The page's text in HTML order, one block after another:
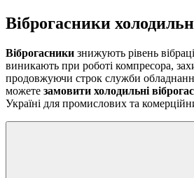
Віброгасники
Віброгасники знижують рівень
виникають при роботі компресора,
продовжуючи строк служби
можете замовити холодильні
Україні для промислових та